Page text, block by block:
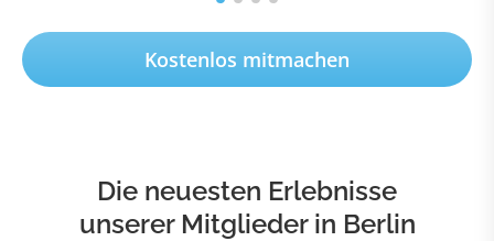
Kostenlos mitmachen
Die neuesten Erlebnisse
unserer Mitglieder in Berlin